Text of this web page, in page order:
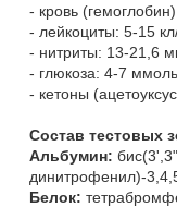
- кровь
- лейкоциты: 5-15
- нитриты: 13-21,6
- глюкоза: 4-7
- кетоны
Состав тестовых
Альбумин:
динитрофенил)-
Белок: